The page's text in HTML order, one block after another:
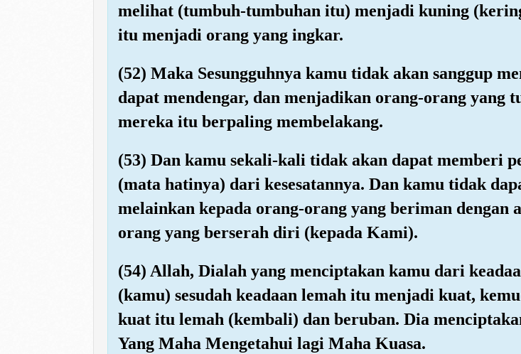
melihat (tumbuh-tumbuhan itu) menjadi kuning
itu menjadi orang yang ingkar.
(52) Maka Sesungguhnya kamu tidak akan sanggup
dapat mendengar, dan menjadikan orang-orang yang
mereka itu berpaling membelakang.
(53) Dan kamu sekali-kali tidak akan dapat memberi
(mata hatinya) dari kesesatannya. Dan kamu tidak
melainkan kepada orang-orang yang beriman
orang yang berserah diri (kepada Kami).
(54) Allah, Dialah yang menciptakan kamu dari
(kamu) sesudah keadaan lemah itu menjadi kuat,
kuat itu lemah (kembali) dan beruban. Dia
Yang Maha Mengetahui lagi Maha Kuasa.